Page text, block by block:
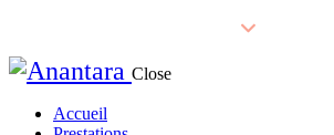
Close
Accueil